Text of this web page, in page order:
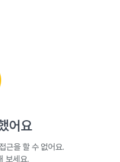
어요
근을 할 수 없어요.
보세요.